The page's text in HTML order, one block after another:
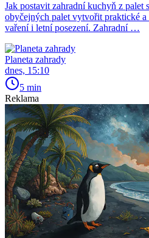
Jak postavit zahradní kuchyň z palet
obyčejných palet vytvořit praktické
vaření i letní posezení. Zahradní …
Planeta zahrady
dnes, 15:10
5 min
Reklama